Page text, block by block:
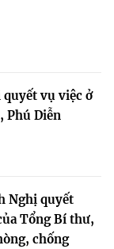
quyết vụ việc ở
Phú Diễn
Nghị quyết
Tổng Bí thư,
chống